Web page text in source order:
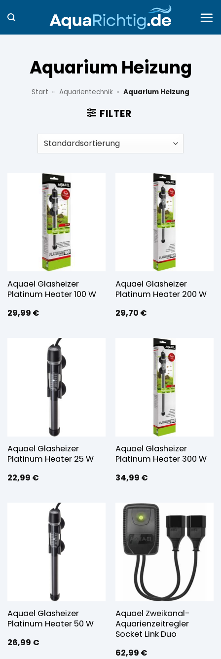
Inhalt
springen
Aquarium Heizung
Start » Aquarientechnik » Aquarium Heizung
FILTER
Aquael Glasheizer
Platinum Heater 100 W
29,99 €
Aquael Glasheizer
Platinum Heater 200 W
29,70 €
Aquael Glasheizer
Platinum Heater 25 W
22,99 €
Aquael Glasheizer
Platinum Heater 300 W
34,99 €
Aquael Glasheizer
Platinum Heater 50 W
26,99 €
Aquael Zweikanal-
Aquarienzeitregler
Socket Link Duo
62,99 €